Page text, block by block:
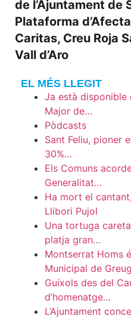
de l’Ajuntament de
Plataforma
Caritas, Creu Roja
Vall d’Aro
EL MÉS LLEGIT
Ja està disponible
Major de…
Pòdcasts
Sant Feliu, pioner
30%…
Els Comuns
Generalitat…
Ha mort el
Llibori Pujol
Una tortuga
platja gran…
Montserrat Homs
Municipal de
Guíxols des del
d’homenatge…
L’Ajuntament